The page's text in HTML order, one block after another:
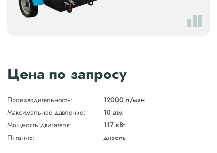
Цена по запросу
Производительность:
12000 л/мин
Максимальное давление:
10 атм
Мощность двигателя:
117 кВт
Питание:
дизель